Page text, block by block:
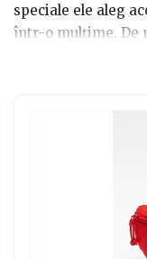
speciale ele aleg
într-o mulțime. De
fac tot farmecul